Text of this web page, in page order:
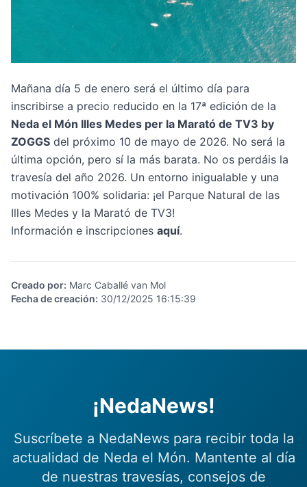
Mañana día 5 de enero será el último día para
inscribirse a precio reducido en la 17ª edición de la
Neda el Món Illes Medes per la Marató de TV3 by
ZOGGS del próximo 10 de mayo de 2026. No será la
última opción, pero sí la más barata. No os perdáis la
travesía del año 2026. Un entorno inigualable y una
motivación 100% solidaria: ¡el Parque Natural de las
Illes Medes y la Marató de TV3!
Información e inscripciones aquí.
Creado por: Marc Caballé van Mol
Fecha de creación: 30/12/2025 16:15:39
¡NedaNews!
Suscríbete a NedaNews para recibir toda la
actualidad de Neda el Món. Mantente al día
de nuestras travesías, consejos de